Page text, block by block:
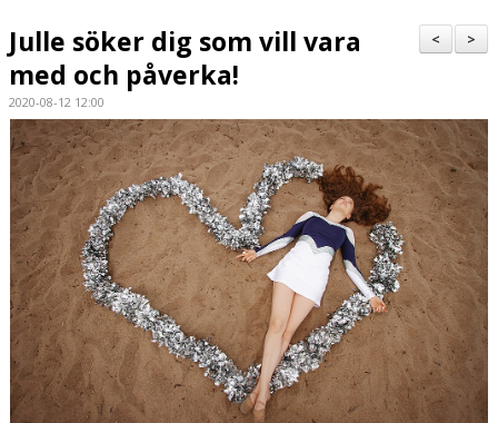
SPONSORER
TRYGG CHEERLEADING
STYRELSEN
KONTAKT
VT2026
>
<
Julle söker dig som vill vara
med och påverka!
2020-08-12 12:00